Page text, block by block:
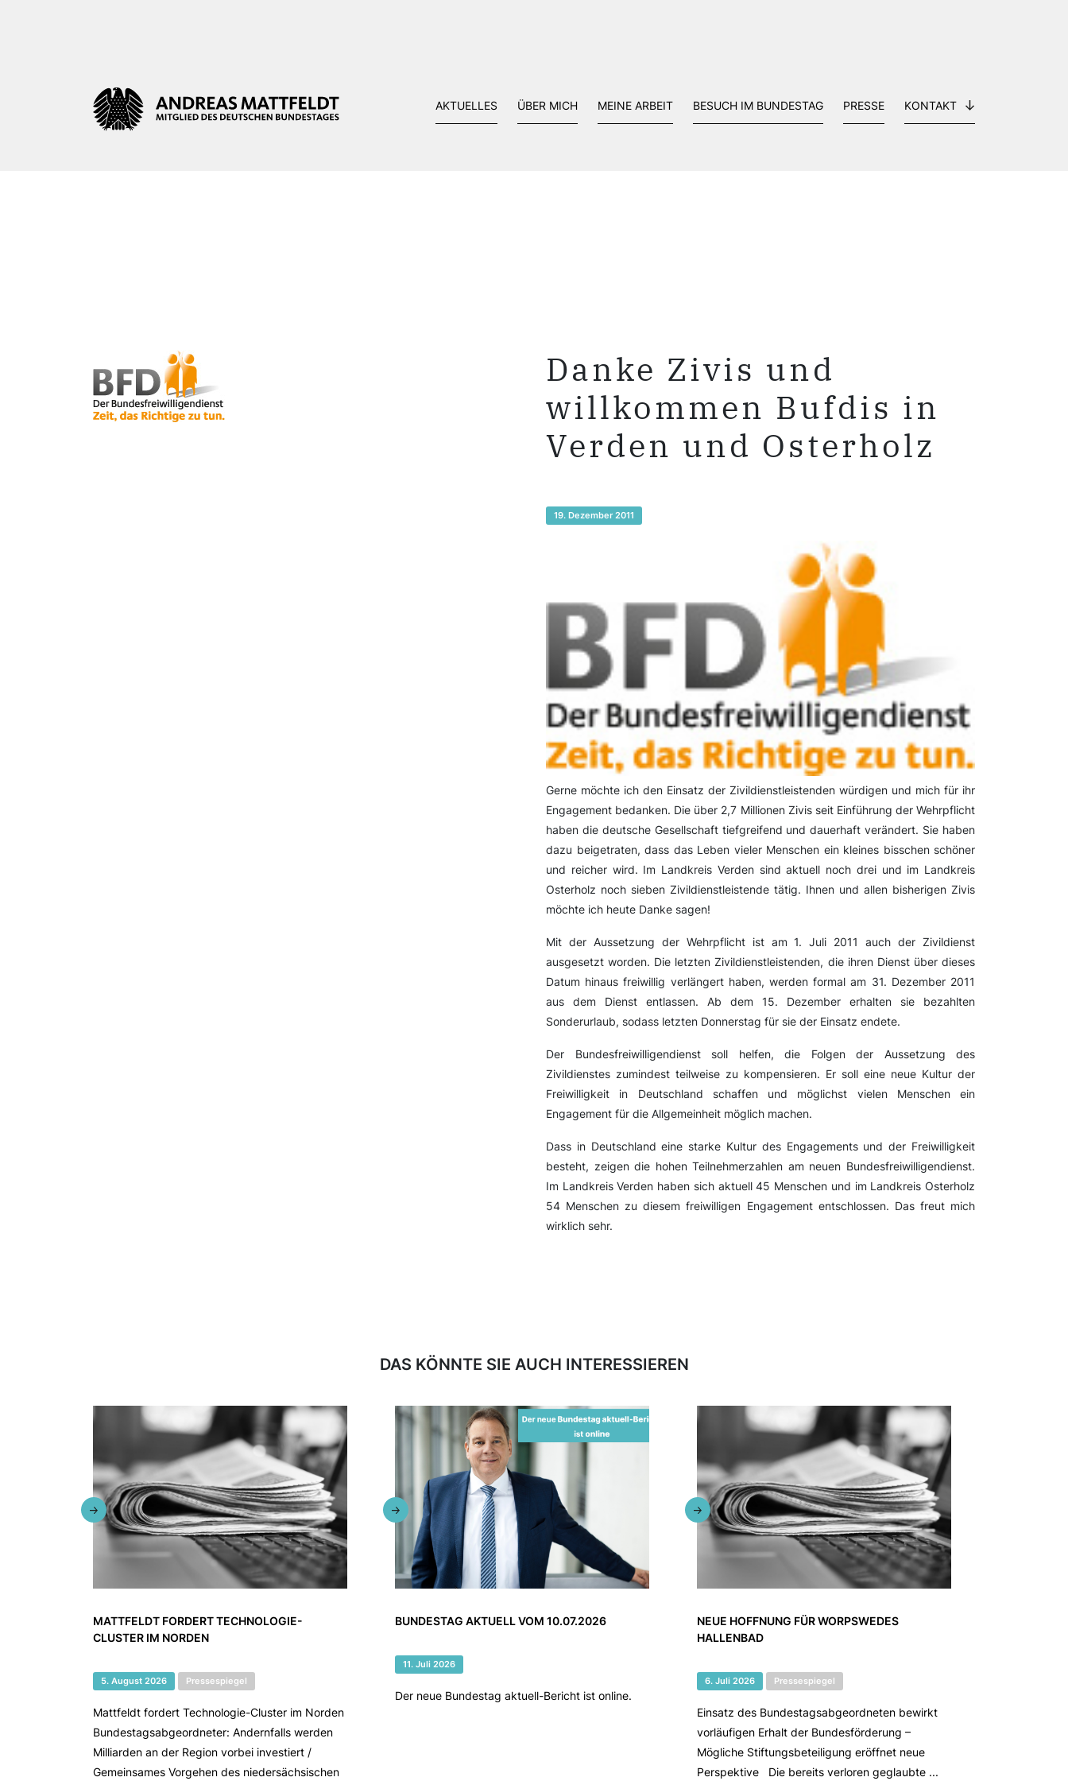
AKTUELLES ÜBER MICH MEINE ARBEIT BESUCH IM BUNDESTAG PRESSE KONTAKT
Danke Zivis und
willkommen Bufdis in
Verden und Osterholz
19. Dezember 2011
Gerne möchte ich den Einsatz der Zivildienstleistenden würdigen und mich für ihr
Engagement bedanken. Die über 2,7 Millionen Zivis seit Einführung der Wehrpflicht
haben die deutsche Gesellschaft tiefgreifend und dauerhaft verändert. Sie haben
dazu beigetraten, dass das Leben vieler Menschen ein kleines bisschen schöner
und reicher wird. Im Landkreis Verden sind aktuell noch drei und im Landkreis
Osterholz noch sieben Zivildienstleistende tätig. Ihnen und allen bisherigen Zivis
möchte ich heute Danke sagen!
Mit der Aussetzung der Wehrpflicht ist am 1. Juli 2011 auch der Zivildienst
ausgesetzt worden. Die letzten Zivildienstleistenden, die ihren Dienst über dieses
Datum hinaus freiwillig verlängert haben, werden formal am 31. Dezember 2011
aus dem Dienst entlassen. Ab dem 15. Dezember erhalten sie bezahlten
Sonderurlaub, sodass letzten Donnerstag für sie der Einsatz endete.
Der Bundesfreiwilligendienst soll helfen, die Folgen der Aussetzung des
Zivildienstes zumindest teilweise zu kompensieren. Er soll eine neue Kultur der
Freiwilligkeit in Deutschland schaffen und möglichst vielen Menschen ein
Engagement für die Allgemeinheit möglich machen.
Dass in Deutschland eine starke Kultur des Engagements und der Freiwilligkeit
besteht, zeigen die hohen Teilnehmerzahlen am neuen Bundesfreiwilligendienst.
Im Landkreis Verden haben sich aktuell 45 Menschen und im Landkreis Osterholz
54 Menschen zu diesem freiwilligen Engagement entschlossen. Das freut mich
wirklich sehr.
DAS KÖNNTE SIE AUCH INTERESSIEREN
MATTFELDT FORDERT TECHNOLOGIE-
CLUSTER IM NORDEN
5. August 2026 Pressespiegel
Mattfeldt fordert Technologie-Cluster im Norden
Bundestagsabgeordneter: Andernfalls werden
Milliarden an der Region vorbei investiert /
Gemeinsames Vorgehen des niedersächsischen
BUNDESTAG AKTUELL VOM 10.07.2026
11. Juli 2026
Der neue Bundestag aktuell-Bericht ist online.
NEUE HOFFNUNG FÜR WORPSWEDES
HALLENBAD
6. Juli 2026 Pressespiegel
Einsatz des Bundestagsabgeordneten bewirkt
vorläufigen Erhalt der Bundesförderung –
Mögliche Stiftungsbeteiligung eröffnet neue
Perspektive Die bereits verloren geglaubte ...